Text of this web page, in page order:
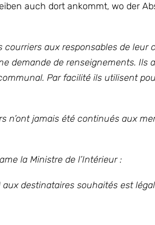
auch dort ankommt, wo der
aux responsables de leur
demande de renseignements. Ils
Par facilité ils utilisent
n’ont jamais été continués aux
la Ministre de l’Intérieur :
destinataires souhaités est légal